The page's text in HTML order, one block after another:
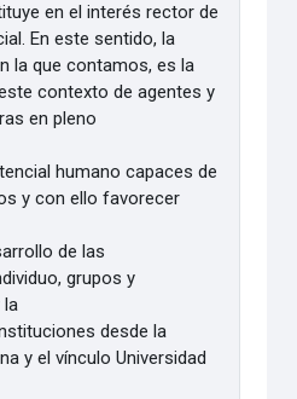
en el interés rector de
En este sentido, la
la que contamos, es la
contexto de agentes y
en pleno
humano capaces de
y con ello favorecer
de las
grupos y
la
desde la
y el vínculo Universidad